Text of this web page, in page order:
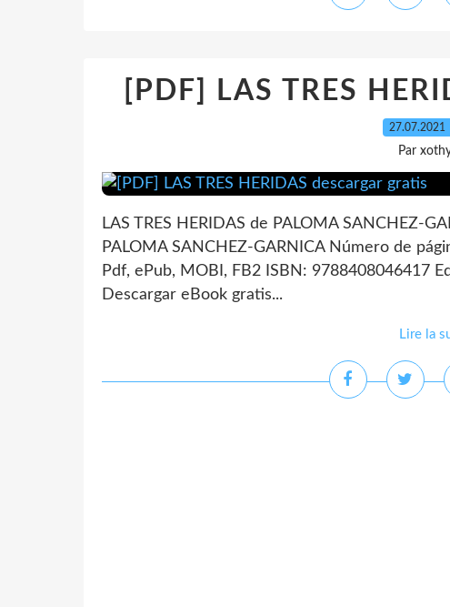
[PDF] LAS TRES
27.07.2021
Par
LAS TRES HERIDAS de PALOMA SANCHEZ-
PALOMA SANCHEZ-GARNICA Número de
Pdf, ePub, MOBI, FB2 ISBN: 9788408046417
Descargar eBook gratis...
Lire la